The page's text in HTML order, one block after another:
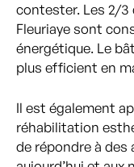
contester. Les 2/3
Fleuriaye sont
énergétique. Le
plus efficient en
Il est également
réhabilitation
de répondre à